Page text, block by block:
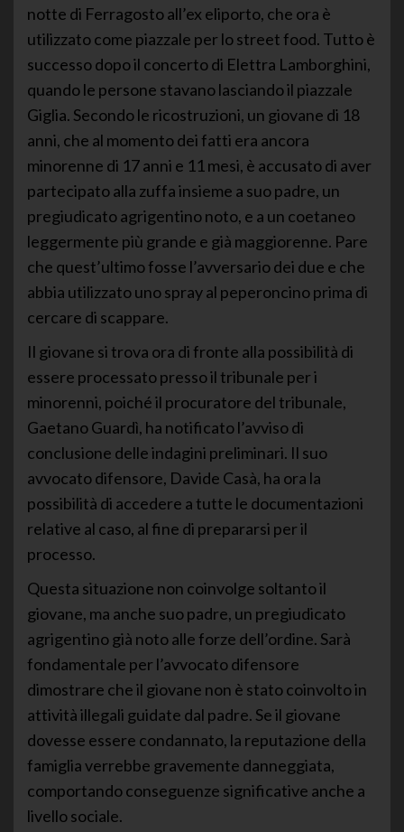
notte di Ferragosto all’ex eliporto, che ora è
utilizzato come piazzale per lo street food. Tutto è
successo dopo il concerto di Elettra Lamborghini,
quando le persone stavano lasciando il piazzale
Giglia. Secondo le ricostruzioni, un giovane di 18
anni, che al momento dei fatti era ancora
minorenne di 17 anni e 11 mesi, è accusato di aver
partecipato alla zuffa insieme a suo padre, un
pregiudicato agrigentino noto, e a un coetaneo
leggermente più grande e già maggiorenne. Pare
che quest’ultimo fosse l’avversario dei due e che
abbia utilizzato uno spray al peperoncino prima di
cercare di scappare.
Il giovane si trova ora di fronte alla possibilità di
essere processato presso il tribunale per i
minorenni, poiché il procuratore del tribunale,
Gaetano Guardì, ha notificato l’avviso di
conclusione delle indagini preliminari. Il suo
avvocato difensore, Davide Casà, ha ora la
possibilità di accedere a tutte le documentazioni
relative al caso, al fine di prepararsi per il
processo.
Questa situazione non coinvolge soltanto il
giovane, ma anche suo padre, un pregiudicato
agrigentino già noto alle forze dell’ordine. Sarà
fondamentale per l’avvocato difensore
dimostrare che il giovane non è stato coinvolto in
attività illegali guidate dal padre. Se il giovane
dovesse essere condannato, la reputazione della
famiglia verrebbe gravemente danneggiata,
comportando conseguenze significative anche a
livello sociale.